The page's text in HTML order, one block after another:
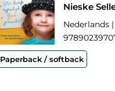
Nieske
Nederlands
Paperback / softback